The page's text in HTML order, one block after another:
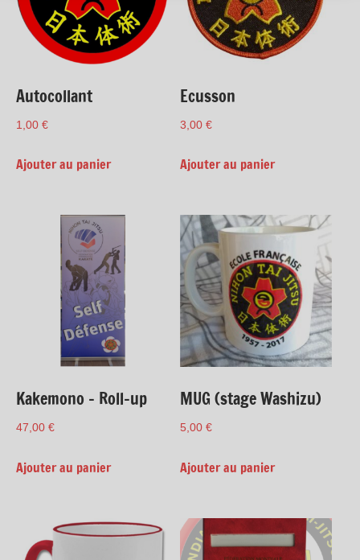
Autocollant
1,00 €
Ajouter au panier
Ecusson
3,00€
Ajouter au panier
Kakemono – Roll-up
47,00 €
Ajouter au panier
MUG (stage Washizu)
5,00€
Ajouter au panier